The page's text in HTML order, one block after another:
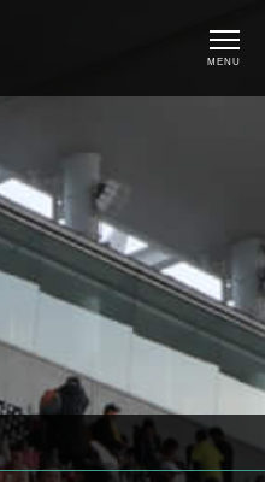
MENU